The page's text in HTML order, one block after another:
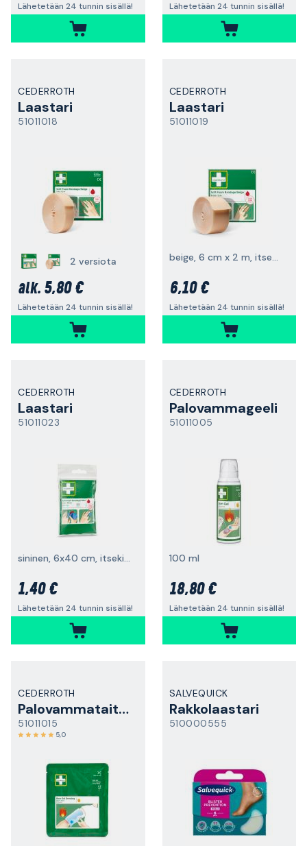
Lähetetään 24 tunnin sisällä! Lähetetään 24 tunnin sisällä!
CEDERROTH
Laastari
51011018
2 versiota
alk. 5,80 €
Lähetetään 24 tunnin sisällä!
CEDERROTH
Laastari
51011019
beige, 6 cm x 2 m, itsekiinnittyvä
6,10 €
Lähetetään 24 tunnin sisällä!
CEDERROTH
Laastari
51011023
sininen, 6x40 cm, itsekiinnittyvä
1,40 €
Lähetetään 24 tunnin sisällä!
CEDERROTH
Palovammageeli
51011005
100 ml
18,80 €
Lähetetään 24 tunnin sisällä!
CEDERROTH
Palovammataitos
51011015
5,0
SALVEQUICK
Rakkolaastari
510000555